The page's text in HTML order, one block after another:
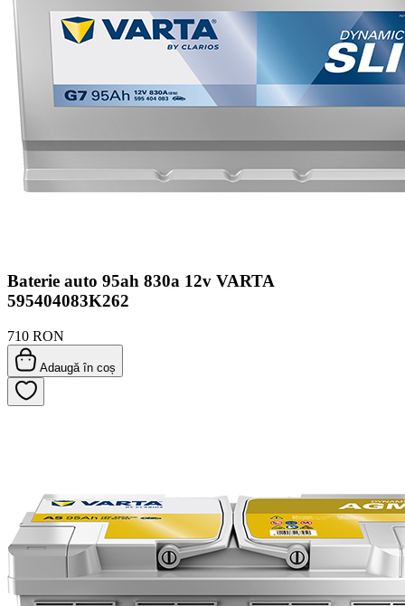
Baterie auto 95ah 830a 12v VARTA
595404083K262
710 RON
Adaugă în coș